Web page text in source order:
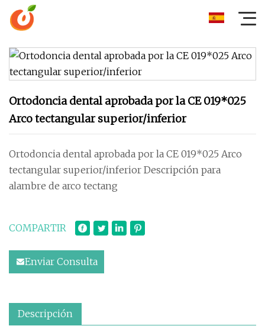
Ortodoncia dental aprobada por la CE 019*025
Arco tectangular superior/inferior
Ortodoncia dental aprobada por la CE 019*025 Arco
tectangular superior/inferior Descripción para
alambre de arco tectang
COMPARTIR
Enviar Consulta
Descripción